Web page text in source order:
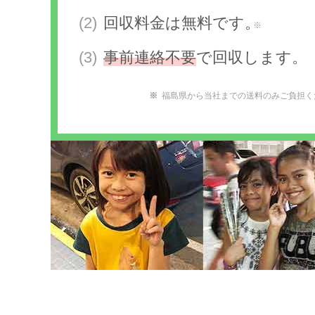
回収料金は無料です。
※
事前連絡不要で回収します。
福島県から当社までの送料のみご負担